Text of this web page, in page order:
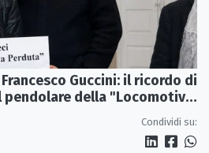
Guccini: il ricordo di
pendolare della "Locomotiva
Condividi su: